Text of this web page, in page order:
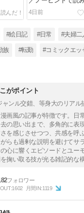
4日前
#絵日記 #日常 #夫婦二
族 #転勤 #コミックエッ
がポイント
ャンル交錯、等身大のリアル
画風の記事が特徴です。日
の思い出まで、多角的に表
を感じさせつつ、共感を呼
らも過剰な説明を避けてサ
心に響くエピソードとユー
掬い取る技が光る雑記的な
1602 月間IN:1119